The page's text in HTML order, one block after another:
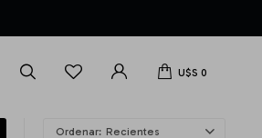
U$S 0
Recientes